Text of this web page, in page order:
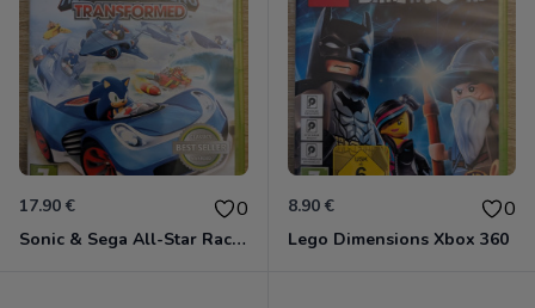
17.90 € 0
Sonic & Sega All-Star Racing - Transformed Xbox 360
8.90 € 0
Lego Dimensions Xbox 360